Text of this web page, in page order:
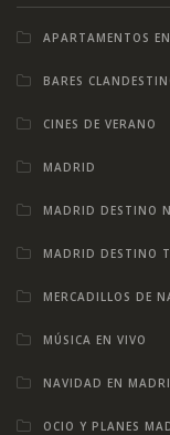
APARTAMENTOS
BARES
CINES DE VERANO
MADRID
MADRID DESTINO
MADRID DESTINO
MERCADILLOS DE
MÚSICA EN VIVO
NAVIDAD EN
OCIO Y PLANES